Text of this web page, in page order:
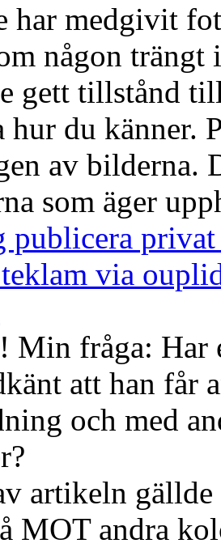
har medgivit
någon
gett tillstånd
hur du känner.
av bilderna.
som äger
publicera
via
Min fråga: Har
att han får
och med
artikeln
MOT andra